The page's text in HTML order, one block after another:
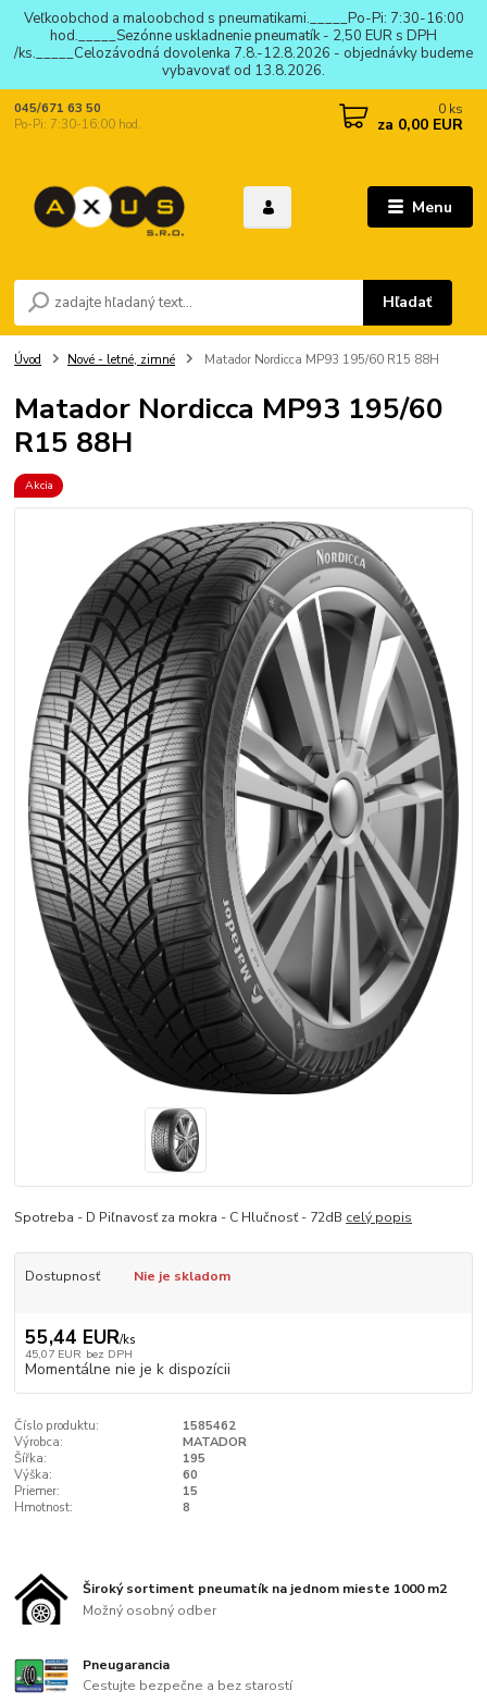
Veľkoobchod a maloobchod s pneumatikami._____Po-Pi: 7:30-16:00
hod._____Sezónne uskladnenie pneumatík - 2,50 EUR s DPH
/ks._____Celozávodná dovolenka 7.8.-12.8.2026 - objednávky budeme
vybavovať od 13.8.2026.
Menu
Hľadať
045/671 63 50
Po-Pi: 7:30-16:00 hod.
0 ks
za 0,00 EUR
Úvod Nové - letné, zimné Matador Nordicca MP93 195/60 R15 88H
Matador Nordicca MP93 195/60
R15 88H
Akcia
Spotreba - D Piľnavosť za mokra - C Hlučnosť - 72dB celý popis
Dostupnosť Nie je skladom
55,44 EUR/ks
45,07 EUR bez DPH
Momentálne nie je k dispozícii
Číslo produktu:
1585462
Výrobca:
MATADOR
Šířka:
195
Výška:
60
Priemer:
15
Hmotnost:
8
Široký sortiment pneumatík na jednom mieste 1000 m2
Možný osobný odber
Pneugarancia
Cestujte bezpečne a bez starostí